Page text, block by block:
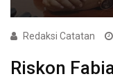
Redaksi Catatan
Riskon